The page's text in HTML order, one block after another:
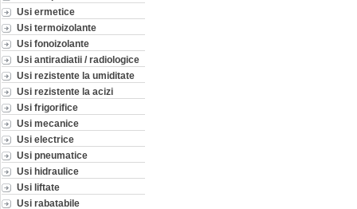
Usi ermetice
Usi termoizolante
Usi fonoizolante
Usi antiradiatii / radiologice
Usi rezistente la umiditate
Usi rezistente la acizi
Usi frigorifice
Usi mecanice
Usi electrice
Usi pneumatice
Usi hidraulice
Usi liftate
Usi rabatabile